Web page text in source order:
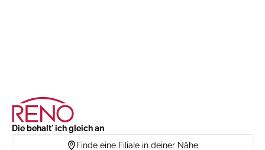
Die behalt' ich gleich an
Finde eine Filiale in deiner Nähe